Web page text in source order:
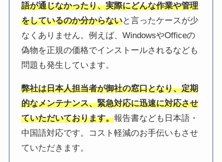
語が通じなかったり、実際にどんな作業や管理
をしているのか分からないと言ったケースが少
なくありません。例えば、WindowsやOfficeの
偽物を正規の価格でインストールされるなども
問題も発生しています。
弊社は日本人担当者が御社の窓口となり、定期
的なメンテナンス、緊急対応に迅速に対応させ
ていただいております。報告書なども日本語・
中国語対応です。コスト軽減のお手伝いもさせ
ていただきます。